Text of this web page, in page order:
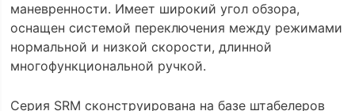
маневренности. Имеет широкий угол обзора,
оснащен системой переключения между режимами
нормальной и низкой скорости, длинной
многофункциональной ручкой.
Серия SRM сконструирована на базе штабелеров